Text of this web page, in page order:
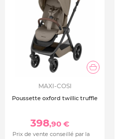
MAXI-COSI
Poussette oxford twillic truffle
398,90 €
Prix de vente conseillé par la